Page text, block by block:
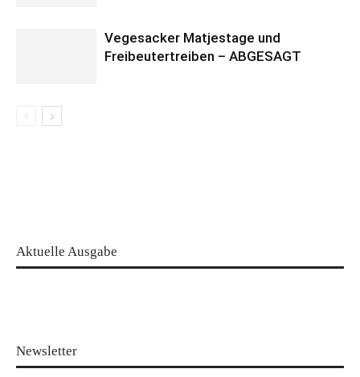
Vegesacker Matjestage und
Freibeutertreiben – ABGESAGT
Aktuelle Ausgabe
Newsletter